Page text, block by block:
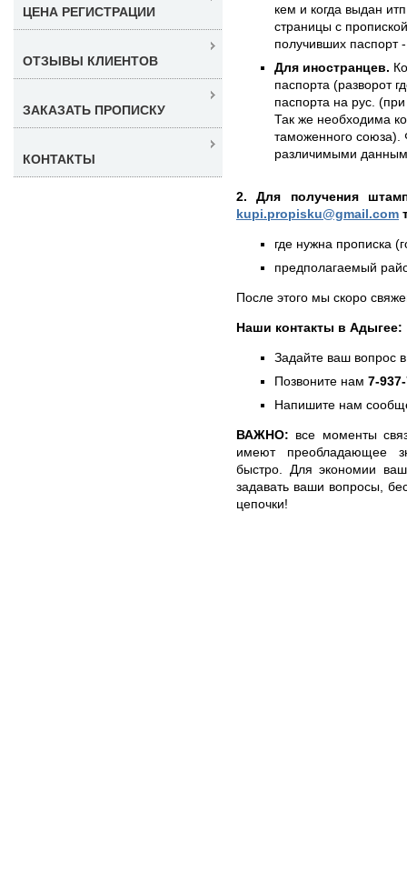
кем и когда выдан
страницы с
получивших паспорт
Для иностранцев.
паспорта (разворот
паспорта на рус.
Так же необходима
таможенного союза).
различимыми
2. Для получения
kupi.propisku@gmail.com
где нужна прописка
предполагаемый
После этого мы скоро
Наши контакты в Адыгее:
Задайте ваш вопрос
Позвоните нам 7-
Напишите нам
ВАЖНО: все моменты
имеют преобладающее
быстро. Для экономии
задавать ваши вопросы,
цепочки!
ЦЕНА РЕГИСТРАЦИИ
ОТЗЫВЫ КЛИЕНТОВ
ЗАКАЗАТЬ ПРОПИСКУ
КОНТАКТЫ